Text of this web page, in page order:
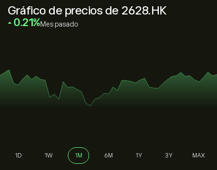
Gráfico de precios de 2628.HK
‎0.21‎ Mes pasado
1D 1W 1M 6M 1Y 3Y MAX